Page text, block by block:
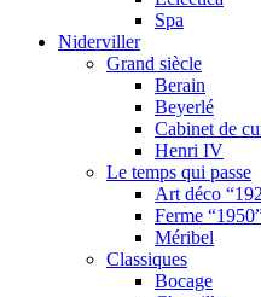
Spa
Niderviller
Grand siècle
Berain
Beyerlé
Cabinet de
Henri IV
Le temps qui passe
Art déco
Ferme
Méribel
Classiques
Bocage